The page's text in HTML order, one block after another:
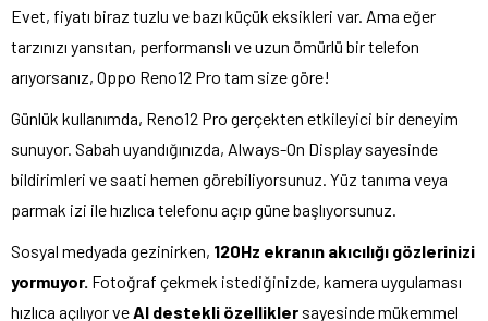
Evet, fiyatı biraz tuzlu ve bazı küçük eksikleri var. Ama eğer
tarzınızı yansıtan, performanslı ve uzun ömürlü bir telefon
arıyorsanız, Oppo Reno12 Pro tam size göre!
Günlük kullanımda, Reno12 Pro gerçekten etkileyici bir deneyim
sunuyor. Sabah uyandığınızda, Always-On Display sayesinde
bildirimleri ve saati hemen görebiliyorsunuz. Yüz tanıma veya
parmak izi ile hızlıca telefonu açıp güne başlıyorsunuz.
Sosyal medyada gezinirken, 120Hz ekranın akıcılığı gözlerinizi
yormuyor. Fotoğraf çekmek istediğinizde, kamera uygulaması
hızlıca açılıyor veAI destekli özellikler sayesinde mükemmel